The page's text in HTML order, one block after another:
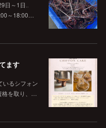
～1日‥
～18:00…
ます
いるシフォン
格を取り、…